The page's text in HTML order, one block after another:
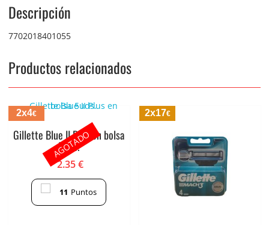
5
laminas)
cantidad
Descripción
7702018401055
Productos relacionados
2x4€
Gillette Blue II Plus en bolsa
5uds.
2.35€
11 Puntos
AGOTADO
2x17€